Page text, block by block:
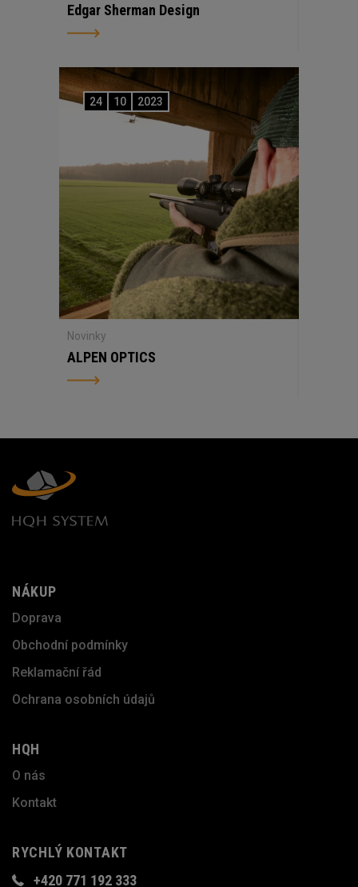
Edgar Sherman Design
24 10 2023
Novinky
ALPEN OPTICS
NÁKUP
Doprava
Obchodní podmínky
Reklamační řád
Ochrana osobních údajů
HQH
O nás
Kontakt
RYCHLÝ KONTAKT
+420 771 192 333